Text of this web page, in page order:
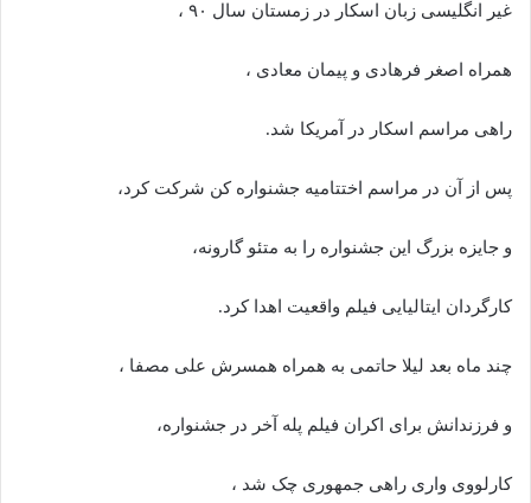
غیر انگلیسی زبان اسکار در زمستان سال ۹۰ ،
همراه اصغر فرهادی و پیمان معادی ،
راهی مراسم اسکار در آمریکا شد.
پس از آن در مراسم اختتامیه جشنواره کن شرکت کرد،
و جایزه بزرگ این جشنواره را به متئو گارونه،
کارگردان ایتالیایی فیلم واقعیت اهدا کرد.
چند ماه بعد لیلا حاتمی به همراه همسرش علی مصفا ،
و فرزندانش برای اکران فیلم پله آخر در جشنواره،
کارلووی واری راهی جمهوری چک شد ،